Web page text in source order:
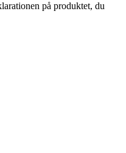
på produktet, du